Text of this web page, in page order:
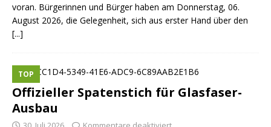
voran. Bürgerinnen und Bürger haben am Donnerstag, 06.
August 2026, die Gelegenheit, sich aus erster Hand über den
[...]
Offizieller Spatenstich für Glasfaser-
Ausbau
TOP